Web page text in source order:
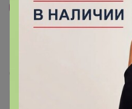
5.0 359.8K 912.6K
СИМА-ЛЕНД.